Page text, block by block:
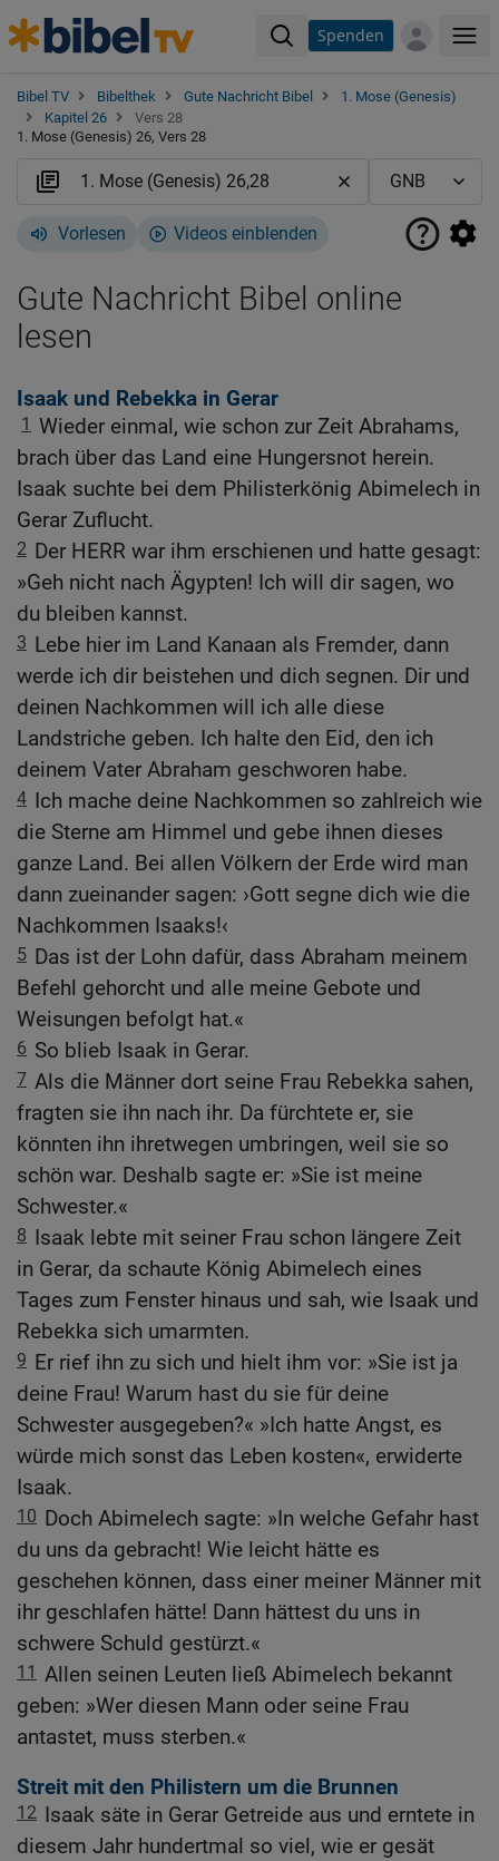
Spenden
Bibel TV Bibelthek Gute Nachricht Bibel
1. Mose (Genesis)
Kapitel 26
Vers 28
1. Mose (Genesis) 26, Vers 28
Vorlesen Videos einblenden
Gute Nachricht Bibel online
lesen
Isaak und Rebekka in Gerar
1 Wieder einmal, wie schon zur Zeit Abrahams,
brach über das Land eine Hungersnot herein.
Isaak suchte bei dem Philisterkönig Abimelech in
Gerar Zuflucht.
2 Der HERR war ihm erschienen und hatte gesagt:
»Geh nicht nach Ägypten! Ich will dir sagen, wo
du bleiben kannst.
3 Lebe hier im Land Kanaan als Fremder, dann
werde ich dir beistehen und dich segnen. Dir und
deinen Nachkommen will ich alle diese
Landstriche geben. Ich halte den Eid, den ich
deinem Vater Abraham geschworen habe.
4 Ich mache deine Nachkommen so zahlreich wie
die Sterne am Himmel und gebe ihnen dieses
ganze Land. Bei allen Völkern der Erde wird man
dann zueinander sagen: ›Gott segne dich wie die
Nachkommen Isaaks!‹
5 Das ist der Lohn dafür, dass Abraham meinem
Befehl gehorcht und alle meine Gebote und
Weisungen befolgt hat.«
6 So blieb Isaak in Gerar.
7 Als die Männer dort seine Frau Rebekka sahen,
fragten sie ihn nach ihr. Da fürchtete er, sie
könnten ihn ihretwegen umbringen, weil sie so
schön war. Deshalb sagte er: »Sie ist meine
Schwester.«
8 Isaak lebte mit seiner Frau schon längere Zeit
in Gerar, da schaute König Abimelech eines
Tages zum Fenster hinaus und sah, wie Isaak und
Rebekka sich umarmten.
9 Er rief ihn zu sich und hielt ihm vor: »Sie ist ja
deine Frau! Warum hast du sie für deine
Schwester ausgegeben?« »Ich hatte Angst, es
würde mich sonst das Leben kosten«, erwiderte
Isaak.
10 Doch Abimelech sagte: »In welche Gefahr hast
du uns da gebracht! Wie leicht hätte es
geschehen können, dass einer meiner Männer mit
ihr geschlafen hätte! Dann hättest du uns in
schwere Schuld gestürzt.«
11 Allen seinen Leuten ließ Abimelech bekannt
geben: »Wer diesen Mann oder seine Frau
antastet, muss sterben.«
Streit mit den Philistern um die Brunnen
12 Isaak säte in Gerar Getreide aus und erntete in
diesem Jahr hundertmal so viel, wie er gesät